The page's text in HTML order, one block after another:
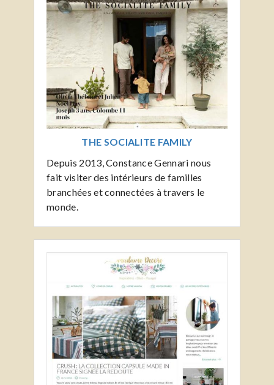
THE SOCIALITE FAMILY
Depuis 2013, Constance Gennari nous
fait visiter des intérieurs de familles
branchées et connectées à travers le
monde.